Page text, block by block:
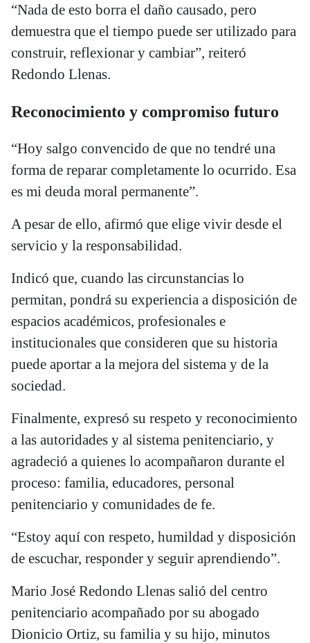
“Nada de esto borra el daño causado, pero
demuestra que el tiempo puede ser utilizado para
construir, reflexionar y cambiar”, reiteró
Redondo Llenas.
Reconocimiento y compromiso futuro
“Hoy salgo convencido de que no tendré una
forma de reparar completamente lo ocurrido. Esa
es mi deuda moral permanente”.
A pesar de ello, afirmó que elige vivir desde el
servicio y la responsabilidad.
Indicó que, cuando las circunstancias lo
permitan, pondrá su experiencia a disposición de
espacios académicos, profesionales e
institucionales que consideren que su historia
puede aportar a la mejora del sistema y de la
sociedad.
Finalmente, expresó su respeto y reconocimiento
a las autoridades y al sistema penitenciario, y
agradeció a quienes lo acompañaron durante el
proceso: familia, educadores, personal
penitenciario y comunidades de fe.
“Estoy aquí con respeto, humildad y disposición
de escuchar, responder y seguir aprendiendo”.
Mario José Redondo Llenas salió del centro
penitenciario acompañado por su abogado
Dionicio Ortiz, su familia y su hijo, minutos